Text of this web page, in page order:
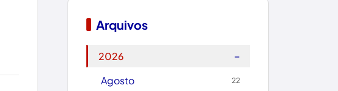
Boquira
Arquivos
2026
−
Agosto
22